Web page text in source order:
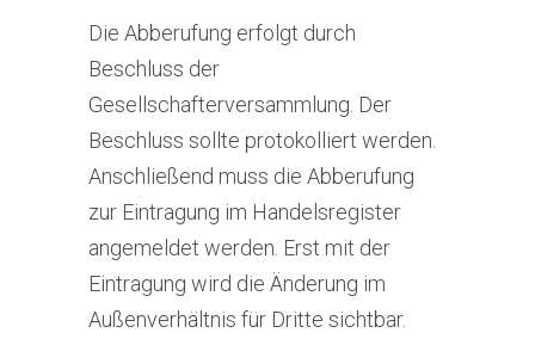
Die Abberufung erfolgt durch
Beschluss der
Gesellschafterversammlung. Der
Beschluss sollte protokolliert werden.
Anschließend muss die Abberufung
zur Eintragung im Handelsregister
angemeldet werden. Erst mit der
Eintragung wird die Änderung im
Außenverhältnis für Dritte sichtbar.